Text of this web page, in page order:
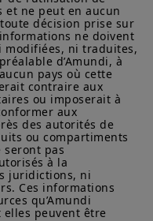
offre
et ne peut en aucun
décision prise sur
ne doivent
ni traduites,
d’Amundi, à
pays où cette
contraire aux
ou imposerait à
aux
des autorités de
ou compartiments
seront pas
à la
juridictions, ni
Ces informations
qu’Amundi
peuvent être